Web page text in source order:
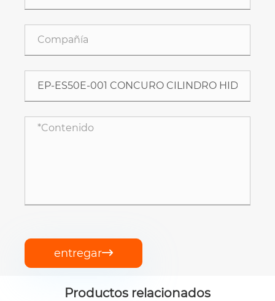
entregar
Productos relacionados